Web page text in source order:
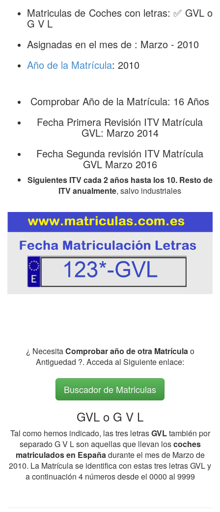
Matriculas de Coches con letras: ✅ GVL o
G V L
Asignadas en el mes de : Marzo - 2010
Año de la Matrícula: 2010
Comprobar Año de la Matrícula: 16 Años
Fecha Primera Revisión ITV Matrícula
GVL: Marzo 2014
Fecha Segunda revisión ITV Matrícula
GVL Marzo 2016
Siguientes ITV cada 2 años hasta los 10. Resto de
ITV anualmente, salvo industriales
¿ NecesitaComprobar año de otra Matrículao
Antiguedad ?. Acceda al Siguiente enlace:
Buscador de Matriculas
GVL o G V L
Tal como hemos indicado, las tres letrasGVLtambién por
separado G V L son aquellas que llevan loscoches
matriculados en Españadurante el mes de Marzo de
2010. La Matrícula se identifica con estas tres letras GVL y
a continuación 4 números desde el 0000 al 9999